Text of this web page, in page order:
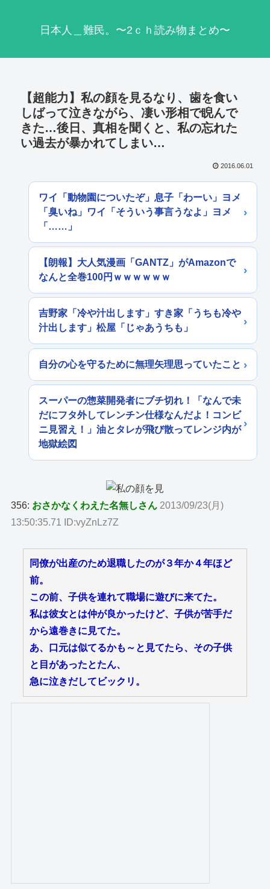
日本人＿難民。〜2ｃｈ読み物まとめ〜
【超能力】私の顔を見るなり、歯を食い
しばって泣きながら、凄い形相で睨んで
きた…後日、真相を聞くと、私の忘れた
い過去が暴かれてしまい…
2016.06.01
ワイ「動物園についたぞ」息子「わーい」ヨメ
「臭いね」ワイ「そういう事言うなよ」ヨメ
「……」
【朗報】大人気漫画「GANTZ」がAmazonで
なんと全巻100円ｗｗｗｗｗｗ
吉野家「冷や汁出します」すき家「うちも冷や
汁出します」松屋「じゃあうちも」
自分の心を守るために無理矢理思っていたこと
スーパーの惣菜開発者にブチ切れ！「なんで未
だにフタ外してレンチン仕様なんだよ！コンビ
ニ見習え！」油とタレが飛び散ってレンジ内が
地獄絵図
356: おさかなくわえた名無しさん 2013/09/23(月)
13:50:35.71 ID:vyZnLz7Z
同僚が出産のため退職したのが３年か４年ほど
前。
この前、子供を連れて職場に遊びに来てた。
私は彼女とは仲が良かったけど、子供が苦手だ
から遠巻きに見てた。
あ、口元は似てるかも～と見てたら、その子供
と目があったとたん、
急に泣きだしてビックリ。